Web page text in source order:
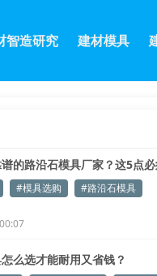
智造研究 建材模具
的路沿石模具厂家？这5点必
#模具选购 #路沿石模具
么选才能耐用又省钱？